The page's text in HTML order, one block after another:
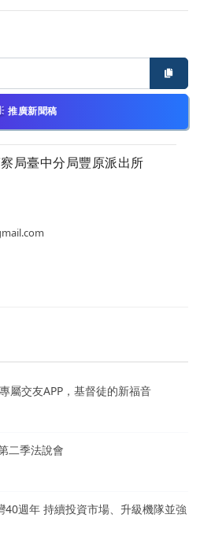
推廣新聞稿
局臺中分局豐原派出所
屬交友APP，基督徒的新福音
二季法說會
40週年 持續投資市場、升級機隊並強